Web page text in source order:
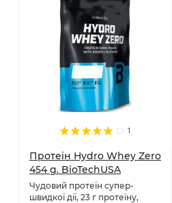
1
Протеїн Hydro Whey Zero
454 g. BioTechUSA
Чудовий протеїн супер-
швидкої дії, 23 г протеїну,